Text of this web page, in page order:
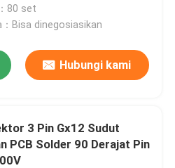
80 set
：Bisa dinegosiasikan
Hubungi kami
3 Pin Gx12 Sudut
PCB Solder 90 Derajat Pin